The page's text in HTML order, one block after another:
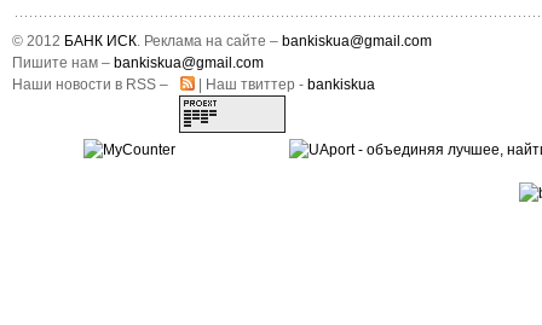
© 2012 БАНК ИСК. Реклама на сайте – bankiskua@gmail.com
Пишите нам – bankiskua@gmail.com
Наши новости в RSS –
| Наш твиттер - bankiskua